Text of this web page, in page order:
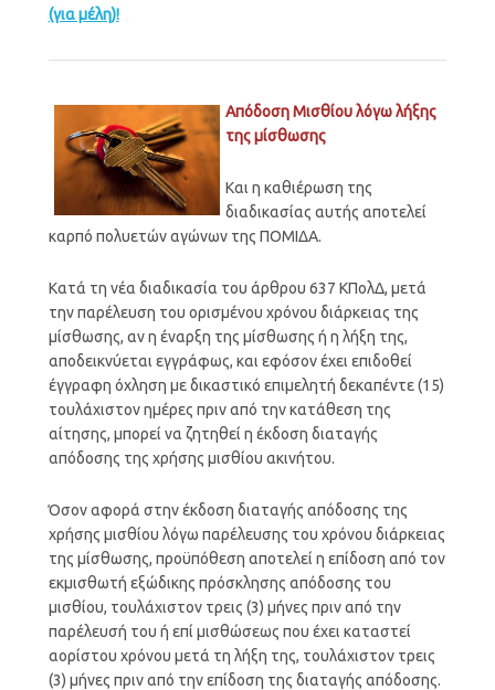
(για μέλη)!
Απόδοση Μισθίου λόγω λήξης
της μίσθωσης
Και η καθιέρωση της
διαδικασίας αυτής αποτελεί
καρπό πολυετών αγώνων της ΠΟΜΙΔΑ.
Κατά τη νέα διαδικασία του άρθρου 637 ΚΠολΔ, μετά
την παρέλευση του ορισμένου χρόνου διάρκειας της
μίσθωσης, αν η έναρξη της μίσθωσης ή η λήξη της,
αποδεικνύεται εγγράφως, και εφόσον έχει επιδοθεί
έγγραφη όχληση με δικαστικό επιμελητή δεκαπέντε (15)
τουλάχιστον ημέρες πριν από την κατάθεση της
αίτησης, μπορεί να ζητηθεί η έκδοση διαταγής
απόδοσης της χρήσης μισθίου ακινήτου.
Όσον αφορά στην έκδοση διαταγής απόδοσης της
χρήσης μισθίου λόγω παρέλευσης του χρόνου διάρκειας
της μίσθωσης, προϋπόθεση αποτελεί η επίδοση από τον
εκμισθωτή εξώδικης πρόσκλησης απόδοσης του
μισθίου, τουλάχιστον τρεις (3) μήνες πριν από την
παρέλευσή του ή επί μισθώσεως που έχει καταστεί
αορίστου χρόνου μετά τη λήξη της, τουλάχιστον τρεις
(3) μήνες πριν από την επίδοση της διαταγής απόδοσης.